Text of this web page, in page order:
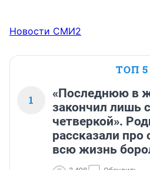
Новости СМИ2
ТОП 5
1
«Последнюю в
закончил лишь
четверкой».
рассказали
всю жизнь